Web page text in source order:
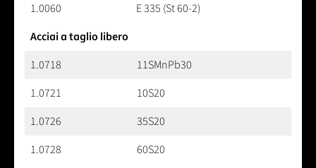
1.0060
E 335 (St 60-2)
Acciai a taglio libero
1.0718
11SMnPb30
1.0721
10S20
1.0726
35S20
1.0728
60S20